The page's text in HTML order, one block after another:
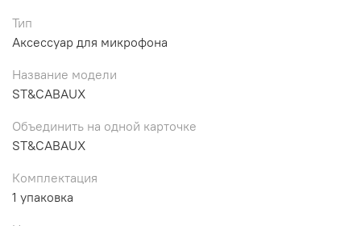
Тип
Аксессуар для микрофона
Название модели
ST&CABAUX
Объединить на одной карточке
ST&CABAUX
Комплектация
1 упаковка